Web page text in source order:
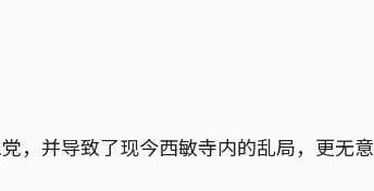
，并导致了现今西敏寺内的乱局，更无意